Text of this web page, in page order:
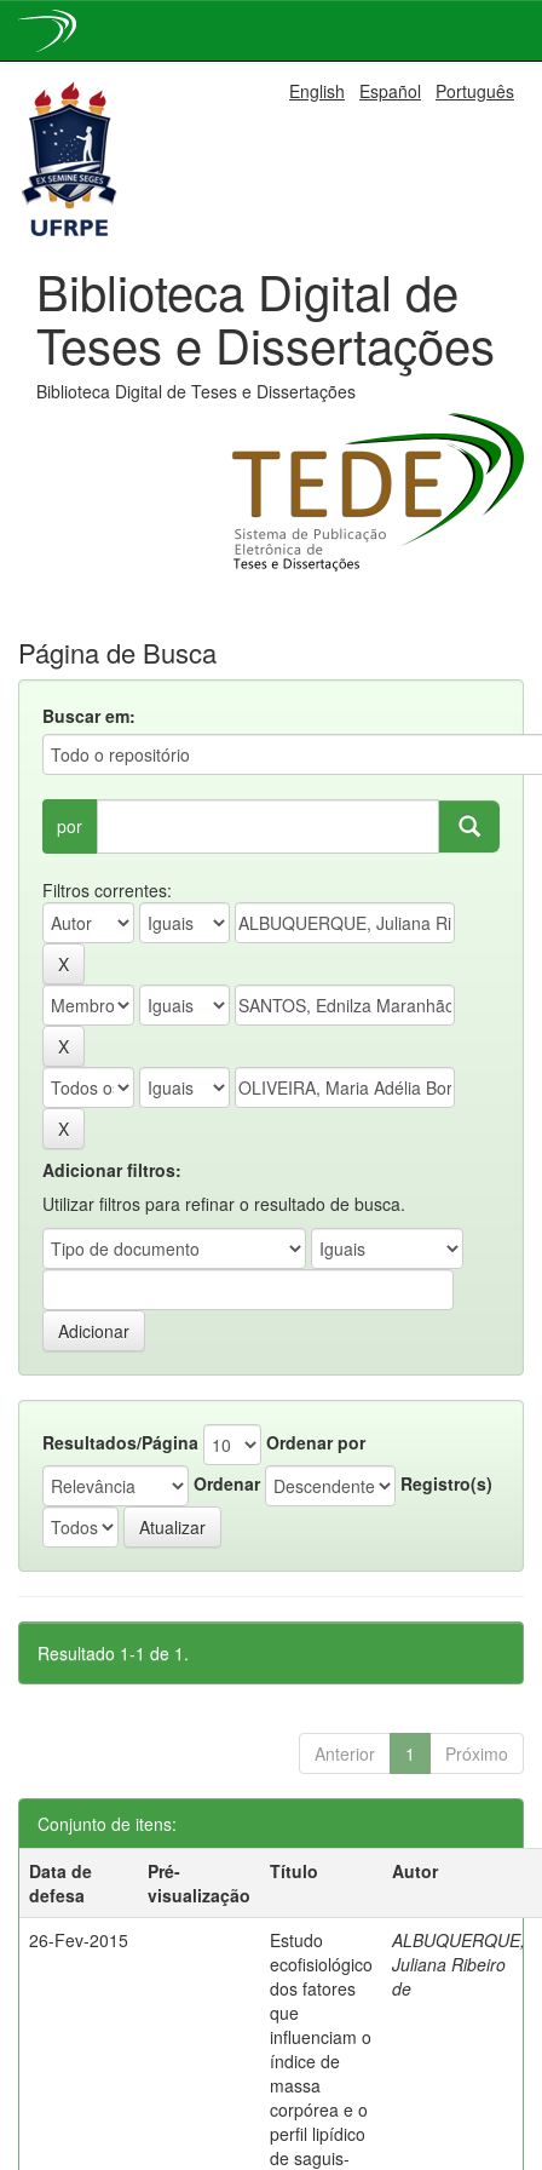
navigation
English Español Português
Biblioteca Digital de
Teses e Dissertações
Biblioteca Digital de Teses e Dissertações
Página de Busca
Buscar em:
por
Filtros correntes:
Adicionar filtros:
Utilizar filtros para refinar o resultado de busca.
Resultados/Página
Ordenar por
Ordenar
Registro(s)
Resultado 1-1 de 1.
Anterior 1 Próximo
Conjunto de itens:
Data de
defesa
Pré-
visualização
Título Autor
26-Fev-2015
Estudo
ecofisiológico
dos fatores
que
influenciam o
índice de
massa
corpórea e o
perfil lipídico
de saguis-
ALBUQUERQUE,
Juliana Ribeiro
de